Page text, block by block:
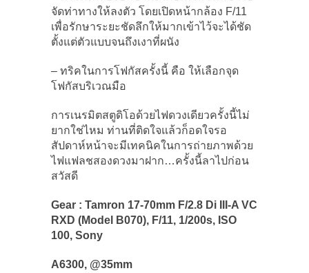
จัดท่าทางให้ลงตัว โดยเปิดหน้ากล้อง F/11
เพื่อรักษาระยะชัดลึกให้มากเข้าไว้จะได้ชัด
ตั้งแต่ตัวแบบจนถึงเงาที่ผนัง
– ทริคในการโฟกัสครั้งนี้ คือ ให้เลือกจุด
โฟกัสบริเวณมือ
การเนรมิตสตูดิโอด้วยไฟดวงเดียวครั้งนี้ไม่
ยากใช่ไหม ท่านที่ติดใจแล้วก็อดใจรอ
สัปดาห์หน้าจะมีเทคนิคในการถ่ายภาพด้วย
ไฟแฟลชสองดวงมาฝาก…ครั้งนี้ลาไปก่อน
สวัสดี
Gear : Tamron 17-70mm F/2.8 Di III-A VC
RXD (Model B070), F/11, 1/200s, ISO
100, Sony
A6300, @35mm